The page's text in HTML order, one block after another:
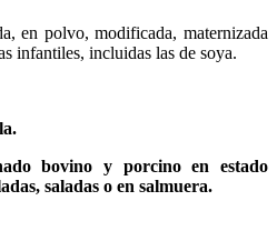
en polvo, modificada, maternizada
infantiles, incluidas las de soya.
bovino y porcino en estado
saladas o en salmuera.